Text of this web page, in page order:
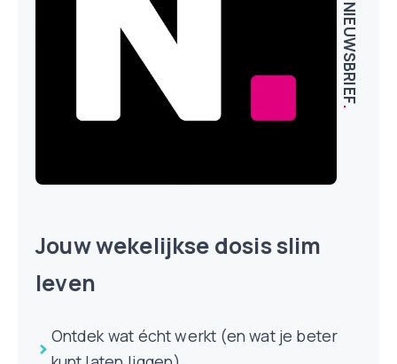
NIEUWSBRIEF
.
Jouw wekelijkse dosis slim
leven
Ontdek wat écht werkt (en wat je beter